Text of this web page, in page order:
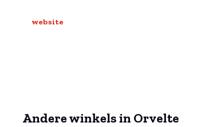
website
Andere winkels in Orvelte